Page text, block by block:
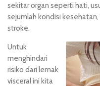
sekitar organ seperti hati,
sejumlah kondisi
stroke.
Untuk
menghindari
risiko dari lemak
visceral ini kita